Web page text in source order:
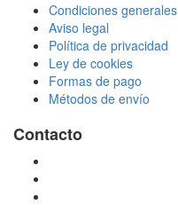
Condiciones generales
Aviso legal
Política de privacidad
Ley de cookies
Formas de pago
Métodos de envío
Contacto